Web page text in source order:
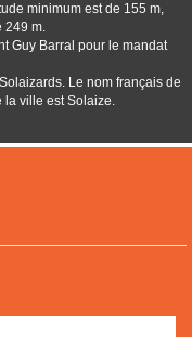
minimum est de 155 m,
249 m.
Guy Barral pour le mandat
Le nom français de
la ville est Solaize.